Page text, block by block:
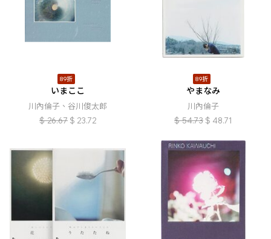
89折
いまここ
川內倫子、谷川俊太郎
$ 26.67 $ 23.72
89折
やまなみ
川內倫子
$ 54.73 $ 48.71